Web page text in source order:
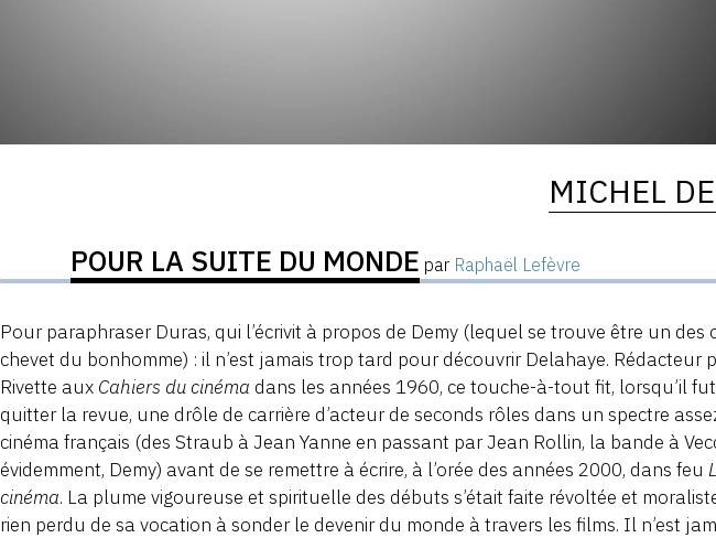
MICHEL
POUR LA SUITE DU MONDE par Raphaël Lefèvre
Pour paraphraser Duras, qui l’écrivit à propos de Demy (lequel se trouve être un des
chevet du bonhomme) : il n’est jamais trop tard pour découvrir Delahaye. Rédacteur
Rivette aux Cahiers du cinéma dans les années 1960, ce touche-à-tout fit, lorsqu’il
quitter la revue, une drôle de carrière d’acteur de seconds rôles dans un spectre
cinéma français (des Straub à Jean Yanne en passant par Jean Rollin, la bande à
évidemment, Demy) avant de se remettre à écrire, à l’orée des années 2000, dans feu
cinéma. La plume vigoureuse et spirituelle des débuts s’était faite révoltée et
rien perdu de sa vocation à sonder le devenir du monde à travers les films. Il n’est